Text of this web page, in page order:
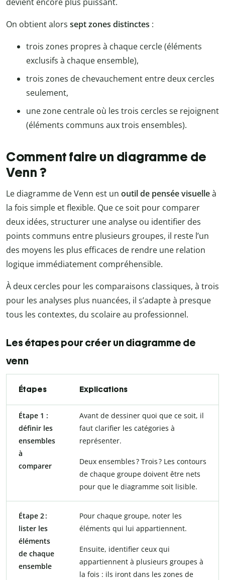
On obtient alors sept zones distinctes :
trois zones propres à chaque cercle (éléments
exclusifs à chaque ensemble),
trois zones de chevauchement entre deux cercles
seulement,
une zone centrale où les trois cercles se rejoignent
(éléments communs aux trois ensembles).
Comment faire un diagramme de
Venn ?
Le diagramme de Venn est un outil de pensée visuelleà
la fois simple et flexible. Que ce soit pour comparer
deux idées, structurer une analyse ou identifier des
points communs entre plusieurs groupes, il reste l’un
des moyens les plus efficaces de rendre une relation
logique immédiatement compréhensible.
À deux cercles pour les comparaisons classiques, à trois
pour les analyses plus nuancées, il s’adapte à presque
tous les contextes, du scolaire au professionnel.
Les étapes pour créer un diagramme de
venn
Étapes Explications
Étape 1 :
définir les
ensembles
à
comparer
Avant de dessiner quoi que ce soit, il
faut clarifier les catégories à
représenter.
Deux ensembles ? Trois ? Les contours
de chaque groupe doivent être nets
pour que le diagramme soit lisible.
Étape 2 :
lister les
éléments
de chaque
ensemble
Pour chaque groupe, noter les
éléments qui lui appartiennent.
Ensuite, identifier ceux qui
appartiennent à plusieurs groupes à
la fois : ils iront dans les zones de